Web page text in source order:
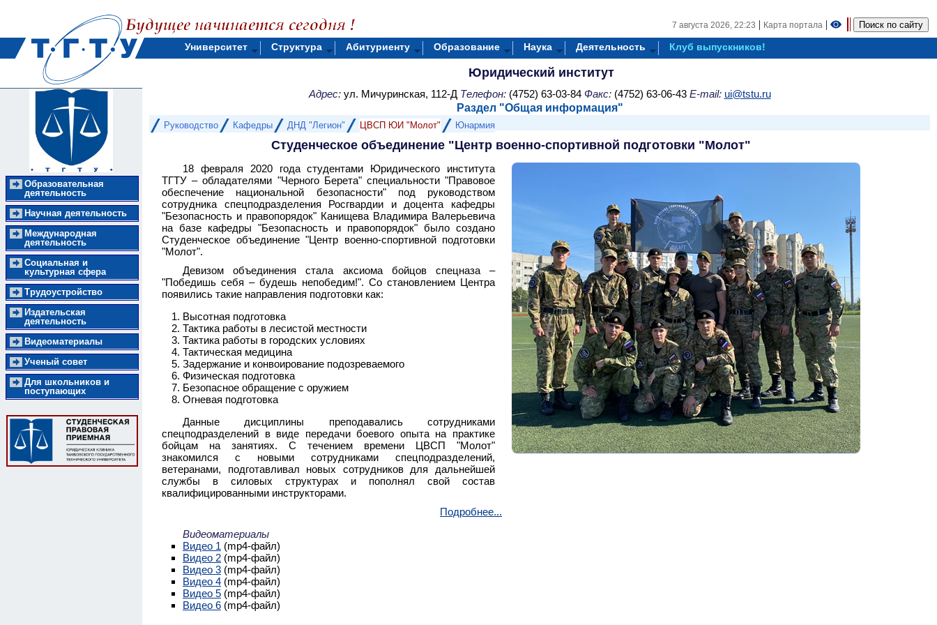
7 августа 2026, 22:23 | Карта портала |
Университет Структура Абитуриенту Образование Наука Деятельность Клуб выпускников!
Юридический институт
Образовательная
деятельность
Научная деятельность
Международная
деятельность
Социальная и
культурная сфера
Трудоустройство
Издательская
деятельность
Видеоматериалы
Ученый совет
Для школьников и
поступающих
Адрес:ул. Мичуринская, 112-Д Телефон:(4752) 63-03-84 Факс:(4752) 63-06-43 E-mail: ui@tstu.ru
Раздел "Общая информация"
Руководство Кафедры ДНД "Легион" ЦВСП ЮИ "Молот" Юнармия
Студенческое объединение "Центр военно-спортивной подготовки "Молот"
18 февраля 2020 года студентами Юридического института
ТГТУ – обладателями "Черного Берета" специальности "Правовое
обеспечение национальной безопасности" под руководством
сотрудника спецподразделения Росгвардии и доцента кафедры
"Безопасность и правопорядок" Канищева Владимира Валерьевича
на базе кафедры "Безопасность и правопорядок" было создано
Студенческое объединение "Центр военно-спортивной подготовки
"Молот".
Девизом объединения стала аксиома бойцов спецназа –
"Победишь себя – будешь непобедим!". Со становлением Центра
появились такие направления подготовки как:
Высотная подготовка
Тактика работы в лесистой местности
Тактика работы в городских условиях
Тактическая медицина
Задержание и конвоирование подозреваемого
Физическая подготовка
Безопасное обращение с оружием
Огневая подготовка
Данные дисциплины преподавались сотрудниками
спецподразделений в виде передачи боевого опыта на практике
бойцам на занятиях. С течением времени ЦВСП "Молот"
знакомился с новыми сотрудниками спецподразделений,
ветеранами, подготавливал новых сотрудников для дальнейшей
службы в силовых структурах и пополнял свой состав
квалифицированными инструкторами.
Подробнее...
Видеоматериалы
Видео 1 (mp4-файл)
Видео 2 (mp4-файл)
Видео 3 (mp4-файл)
Видео 4 (mp4-файл)
Видео 5 (mp4-файл)
Видео 6 (mp4-файл)